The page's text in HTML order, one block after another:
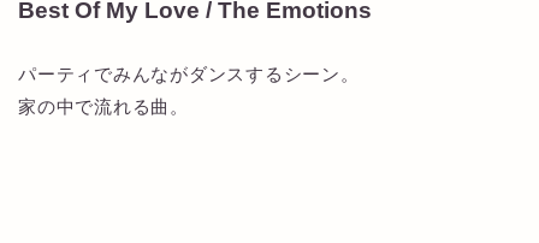
Best Of My Love / The Emotions
パーティでみんながダンスするシーン。
家の中で流れる曲。